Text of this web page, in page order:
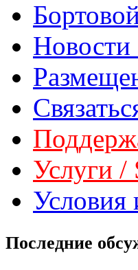
Новости
Услуги /
Условия
Последние